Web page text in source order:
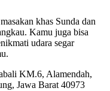
khas Sunda dan
Kamu juga bisa
udara segar
KM.6, Alamendah,
Jawa Barat 40973